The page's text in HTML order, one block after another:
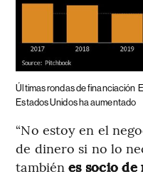
Últimas rondas de financiación
Estados Unidos ha aumentado
“No estoy en el
de dinero si no lo
tambiénes socio de